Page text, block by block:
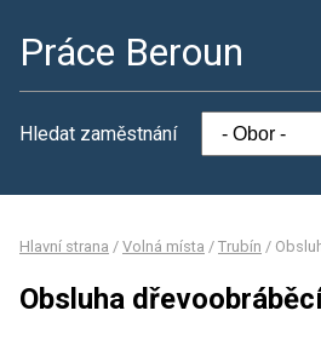
Práce Beroun
Hledat zaměstnání
Hlavní strana / Volná místa / Trubín /
Obsluha